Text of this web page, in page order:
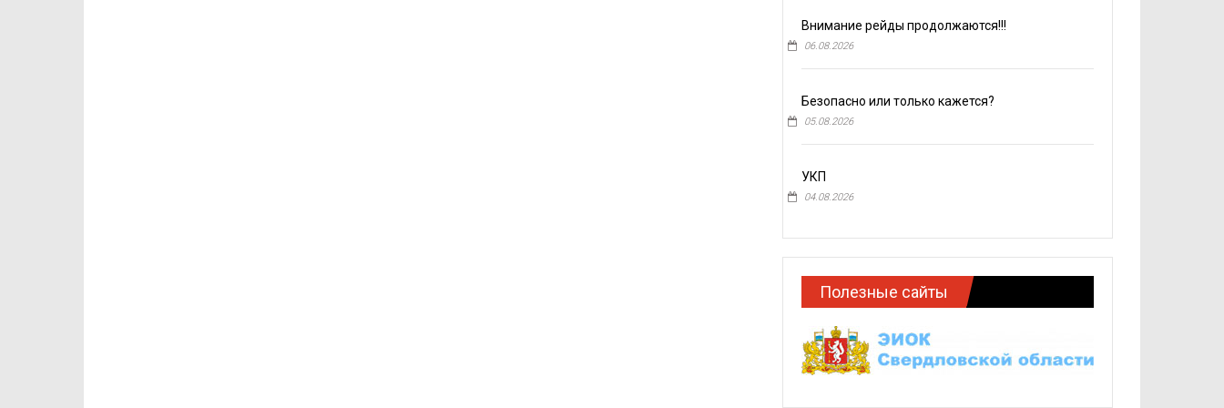
Внимание рейды продолжаются!!!
06.08.2026
Безопасно или только кажется?
05.08.2026
УКП
04.08.2026
Полезные сайты